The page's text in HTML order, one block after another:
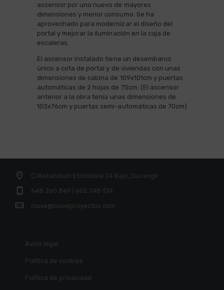
ascensor por uno nuevo de mayores
dimensiones y menor consumo. Se ha
aprovechado para modernizar el diseño del
portal y mejorar la iluminación en la caja de
escaleras.
El ascensor instalado tiene un desembarco
único a cota de portal y de viviendas con unas
dimensiones de cabina de 109x101cm y puertas
automáticas de 2 hojas de 75cm. (El ascensor
anterior a la obra tenía unas dimensiones de
103x76cm y puertas semi-automáticas de 70cm)
C/Askatasun Etorbidea 34 Bajo, Durango
648 260 849 | 605 748 139
clave@claveproyectos.com
Aviso legal
Política de cookies
Política de privacidad